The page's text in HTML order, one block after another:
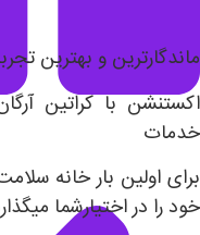
ماندگارترین و بهترین
اکستنشن با کراتین
خدمات
برای اولین بار خانه
خود را در اختیارشما